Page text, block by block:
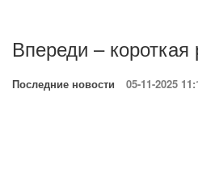
Впереди –
Последние новости 05-11-2025